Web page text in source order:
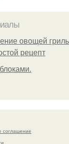
овощей
рецепт
соглашение